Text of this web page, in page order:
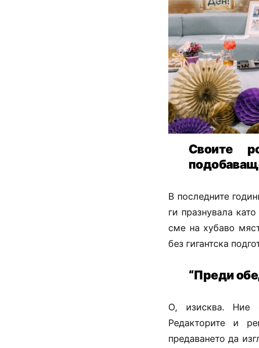
Своите
В последните
ги празнувала
сме на хубаво
без гигантска
“Преди
О, изисква. Ние
Редакторите и
предаването да